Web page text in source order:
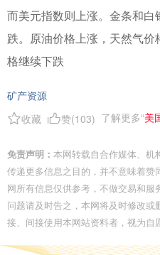
而美元指数则上涨。金条和
跌。原油价格上涨，天然气
格继续下跌
矿产资源
收藏
赞(103) 了解更多“美
免责声明： 本网转载自合作媒体、机
传递更多信息之目的，并不意味着
网所有信息仅供参考，不做交易和
问题请及时告之，本网将及时修改
接、间接使用本网站资料者，视为自